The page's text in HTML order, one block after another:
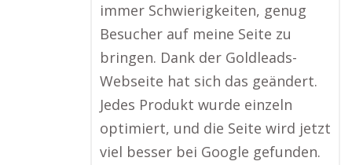
immer Schwierigkeiten, genug
Besucher auf meine Seite zu
bringen. Dank der Goldleads-
Webseite hat sich das geändert.
Jedes Produkt wurde einzeln
optimiert, und die Seite wird jetzt
viel besser bei Google gefunden.